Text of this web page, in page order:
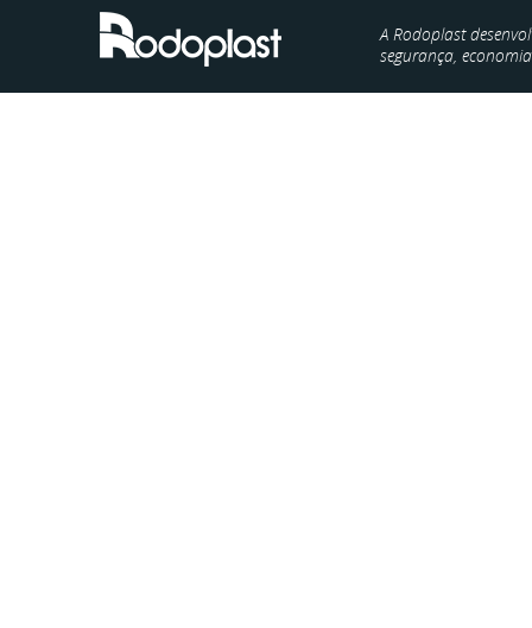
A Rodoplast
segurança,